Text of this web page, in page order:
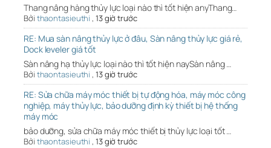
Thang nâng hàng thủy lực loại nào thì tốt hiện anyThang…
Bởi thaontasieuthi , 13 giờ trước
RE: Mua sàn nâng thủy lực ở đâu, Sàn nâng thủy lực giá rẻ,
Dock leveler giá tốt
Sàn nâng hạ thủy lực loại nào thì tốt hiện naySàn nâng …
Bởi thaontasieuthi , 13 giờ trước
RE: Sửa chữa máy móc thiết bị tự động hóa, máy móc công
nghiệp, máy thủy lực, bảo dưỡng định kỳ thiết bị hệ thống
máy móc
bảo dưỡng, sửa chữa máy móc thiết bị thủy lực loại tốt …
Bởi thaontasieuthi , 13 giờ trước